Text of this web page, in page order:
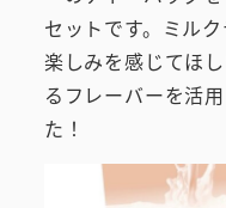
セットです。ミル
楽しみを感じてほ
るフレーバーを活
た！